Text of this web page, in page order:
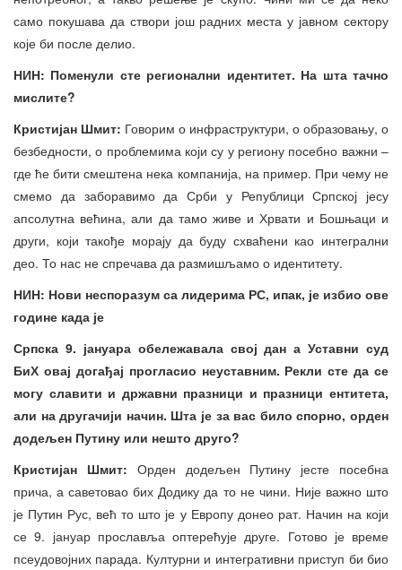
само покушава да створи још радних места у јавном сектору
које би после делио.
НИН: Поменули сте регионални идентитет. На шта тачно
мислите?
Кристијан Шмит: Говорим о инфраструктури, о образовању, о
безбедности, о проблемима који су у региону посебно важни –
где ће бити смештена нека компанија, на пример. При чему не
смемо да заборавимо да Срби у Републици Српској јесу
апсолутна већина, али да тамо живе и Хрвати и Бошњаци и
други, који такође морају да буду схваћени као интегрални
део. То нас не спречава да размишљамо о идентитету.
НИН: Нови неспоразум са лидерима РС, ипак, је избио ове
године када је
Српска 9. јануара обележавала свој дан а Уставни суд
БиХ овај догађај прогласио неуставним. Рекли сте да се
могу славити и државни празници и празници ентитета,
али на другачији начин. Шта је за вас било спорно, орден
додељен Путину или нешто друго?
Кристијан Шмит: Орден додељен Путину јесте посебна
прича, а саветовао бих Додику да то не чини. Није важно што
је Путин Рус, већ то што је у Европу донео рат. Начин на који
се 9. јануар прославља оптерећује друге. Готово је време
псеудовојних парада. Културни и интегративни приступ би био